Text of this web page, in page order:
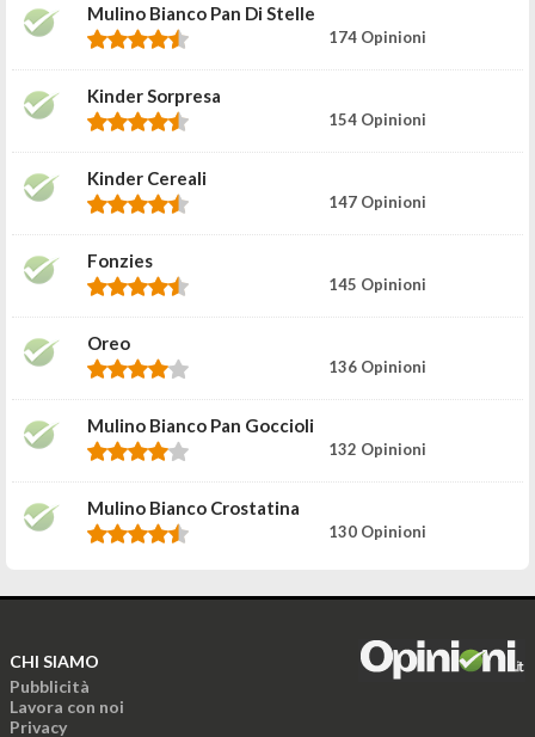
Mulino Bianco Pan Di Stelle
174 Opinioni
Kinder Sorpresa
154 Opinioni
Kinder Cereali
147 Opinioni
Fonzies
145 Opinioni
Oreo
136 Opinioni
Mulino Bianco Pan Goccioli
132 Opinioni
Mulino Bianco Crostatina
130 Opinioni
CHI SIAMO
Pubblicità
Lavora con noi
Privacy